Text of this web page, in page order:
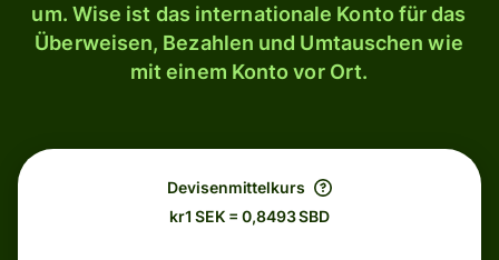
um. Wise ist das internationale Konto für das
Überweisen, Bezahlen und Umtauschen wie
mit einem Konto vor Ort.
Devisenmittelkurs
kr1 SEK = 0,8493 SBD